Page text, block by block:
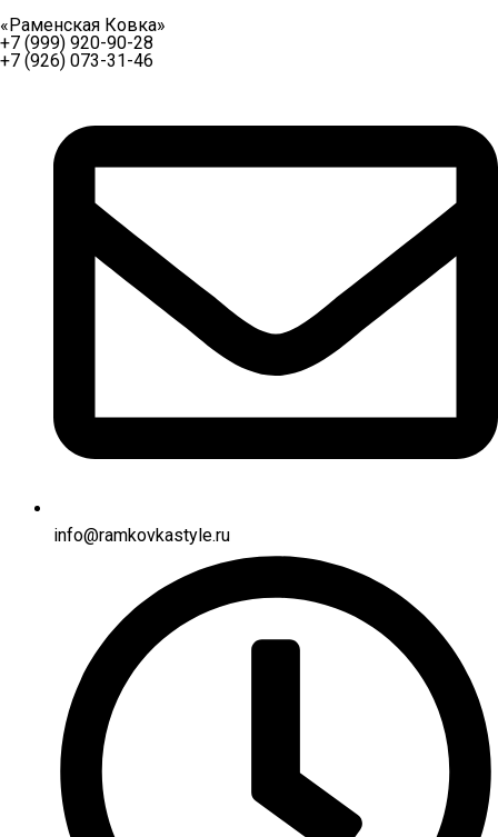
«Раменская Ковка»
+7 (999) 920-90-28
+7 (926) 073-31-46
info@ramkovkastyle.ru